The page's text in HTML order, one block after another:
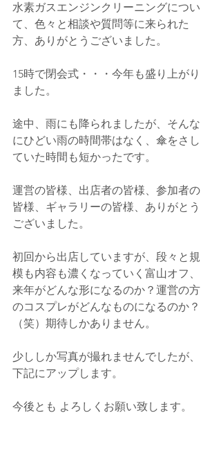
水素ガスエンジンクリーニングについ
て、色々と相談や質問等に来られた
方、ありがとうございました。
15時で閉会式・・・今年も盛り上がり
ました。
途中、雨にも降られましたが、そんな
にひどい雨の時間帯はなく、傘をさし
ていた時間も短かったです。
運営の皆様、出店者の皆様、参加者の
皆様、ギャラリーの皆様、ありがとう
ございました。
初回から出店していますが、段々と規
模も内容も濃くなっていく富山オフ、
来年がどんな形になるのか？運営の方
のコスプレがどんなものになるのか？
（笑）期待しかありません。
少ししか写真が撮れませんでしたが、
下記にアップします。
今後とも よろしくお願い致します。